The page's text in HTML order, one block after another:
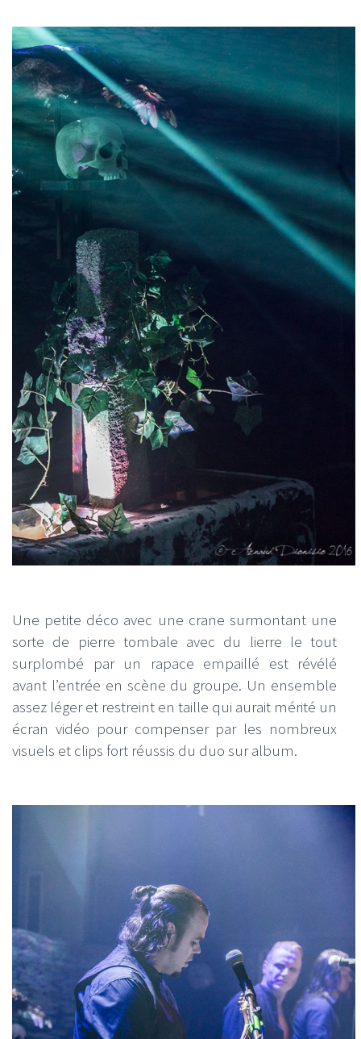
Une petite déco avec une crane surmontant une
sorte de pierre tombale avec du lierre le tout
surplombé par un rapace empaillé est révélé
avant l’entrée en scène du groupe. Un ensemble
assez léger et restreint en taille qui aurait mérité un
écran vidéo pour compenser par les nombreux
visuels et clips fort réussis du duo sur album.